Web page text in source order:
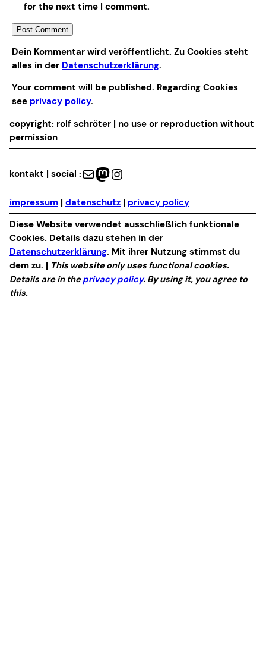
for the next time I comment.
Alternative:
Dein Kommentar wird veröffentlicht. Zu Cookies steht
alles in der Datenschutzerklärung.
Your comment will be published. Regarding Cookies
see privacy policy.
copyright: rolf schröter | no use or reproduction without
permission
kontakt | social : Mail Mastodon Instagram
impressum | datenschutz | privacy policy
Diese Website verwendet ausschließlich funktionale
Cookies. Details dazu stehen in der
Datenschutzerklärung. Mit ihrer Nutzung stimmst du
dem zu. | This website only uses functional cookies.
Details are in theprivacy policy. By using it, you agree to
this.